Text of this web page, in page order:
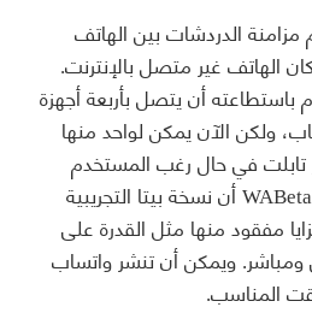
مزامنة الدردشات بين الهاتف
الهاتف غير متصل بالإنترنت.
باستطاعته أن يتصل بأربعة أجهزة
ولكن الآن يمكن لواحد منها
تابلت في حال رغب المستخدم
بذلك. وأوضح تقرير WABetaInfo أن نسخة بيتا التجريبية
مفقود منها مثل القدرة على
ويمكن أن تنشر واتساب
المناسب.